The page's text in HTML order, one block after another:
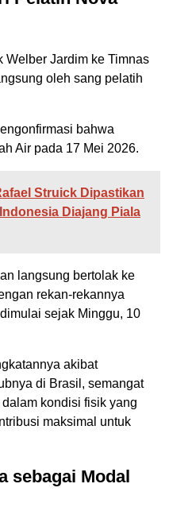
Welber Jardim ke Timnas
oleh sang pelatih
bahwa
Air pada 17 Mei 2026.
Struick Dipastikan
Diajang Piala
langsung bertolak ke
rekan-rekannya
sejak Minggu, 10
akibat
di Brasil, semangat
kondisi fisik yang
maksimal untuk
sebagai Modal